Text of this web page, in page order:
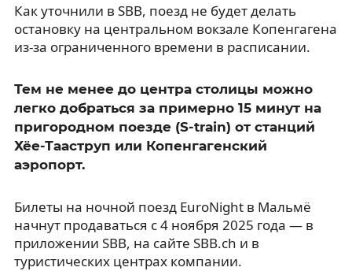
Как уточнили в SBB, поезд не будет делать
остановку на центральном вокзале Копенгагена
из-за ограниченного времени в расписании.
Тем не менее до центра столицы можно
легко добраться за примерно 15 минут на
пригородном поезде (S-train) от станций
Хёе-Тааструп или Копенгагенский
аэропорт.
Билеты на ночной поезд EuroNight в Мальмё
начнут продаваться с 4 ноября 2025 года — в
приложении SBB, на сайте SBB.ch и в
туристических центрах компании.